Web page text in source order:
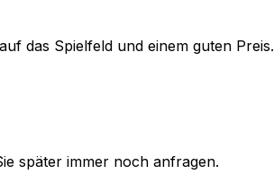
das Spielfeld und einem guten Preis.
später immer noch anfragen.